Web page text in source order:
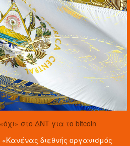
στο ΔΝΤ για το bitcoin
«Κανένας διεθνής οργανισμός